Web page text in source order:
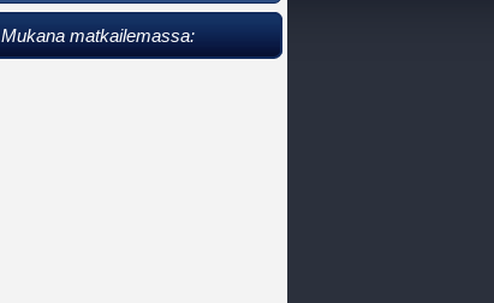
Mukana matkailemassa: